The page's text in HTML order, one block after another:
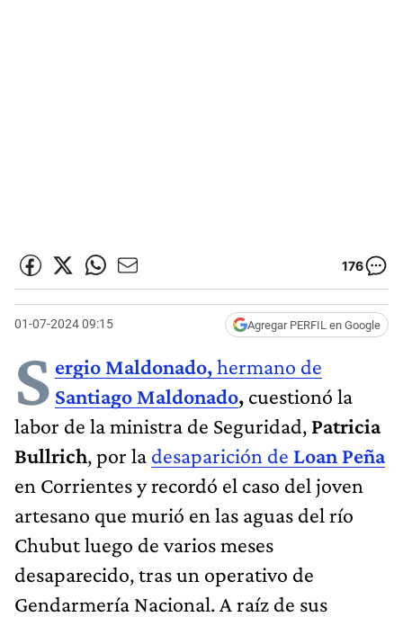
176
01-07-2024 09:15 Agregar PERFIL en Google
S ergio Maldonado,hermano de
Santiago Maldonado, cuestionó la
labor de la ministra de Seguridad, Patricia
Bullrich, por la desaparición de Loan Peña
en Corrientes y recordó el caso del joven
artesano que murió en las aguas del río
Chubut luego de varios meses
desaparecido, tras un operativo de
Gendarmería Nacional. A raíz de sus